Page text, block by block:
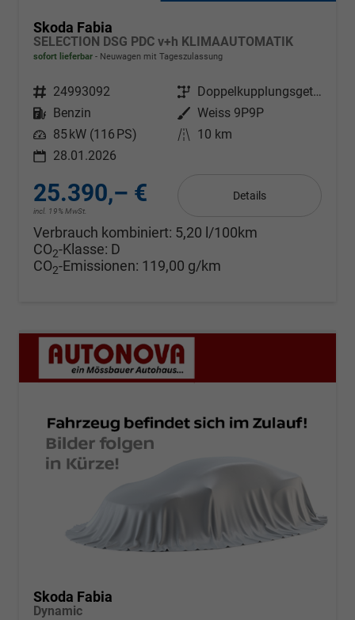
Skoda Fabia
SELECTION DSG PDC v+h KLIMAAUTOMATIK
sofort lieferbar Neuwagen mit Tageszulassung
Fahrzeugnr. 24993092 Getriebe
Doppelkupplungsgetriebe (DSG)
Kraftstoff
Benzin Außenfarbe Weiss 9P9P
Leistung 85 kW (116 PS) Kilometerstand 10 km
28.01.2026
25.390,– €
incl. 19% MwSt.
Details
Verbrauch kombiniert: 5,20 l/100km
CO2-Klasse: D
CO2-Emissionen: 119,00 g/km
Skoda Fabia
Dynamic